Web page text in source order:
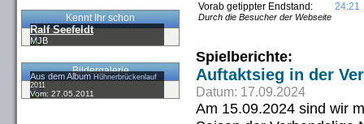
Kennt Ihr schon
Ralf Seefeldt
MJB
Bildergalerie
Aus dem AlbumHühnerbrückenlauf
2011
Vom: 27.05.2011
Vorab getippter Endstand:
Durch die Besucher der Webseite
24:21
Spielberichte:
Auftaktsieg in der
Datum: 17.09.2024
Am 15.09.2024 sind wir